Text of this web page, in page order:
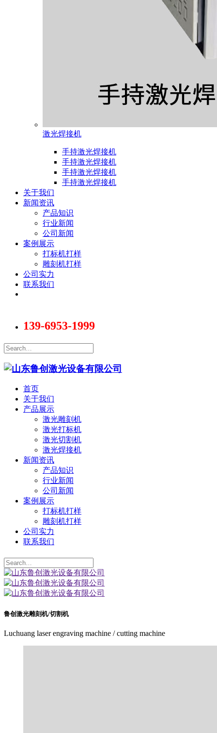
激光焊接机
手持激光焊接机
手持激光焊接机
手持激光焊接机
手持激光焊接机
关于我们
新闻资讯
产品知识
行业新闻
公司新闻
案例展示
打标机打样
雕刻机打样
公司实力
联系我们
139-6953-1999
首页
关于我们
产品展示
激光雕刻机
激光打标机
激光切割机
激光焊接机
新闻资讯
产品知识
行业新闻
公司新闻
案例展示
打标机打样
雕刻机打样
公司实力
联系我们
鲁创激光雕刻机/切割机
Luchuang laser engraving machine / cutting machine